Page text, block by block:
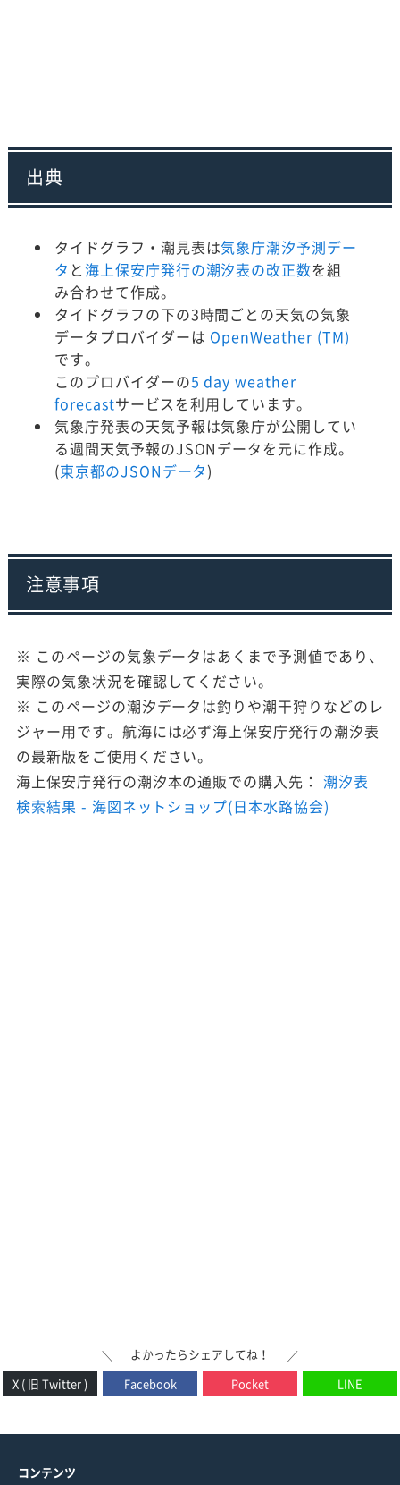
出典
タイドグラフ・潮見表は気象庁潮汐予測デー
タ と 海上保安庁発行の潮汐表の改正数を組
み合わせて作成。
タイドグラフの下の3時間ごとの天気の気象
データプロバイダーは OpenWeather (TM)
です。
このプロバイダーの5 day weather
forecastサービスを利用しています。
気象庁発表の天気予報は気象庁が公開してい
る週間天気予報のJSONデータを元に作成。
(東京都のJSONデータ)
注意事項
※ このページの気象データはあくまで予測値であり、
実際の気象状況を確認してください。
※ このページの潮汐データは釣りや潮干狩りなどのレ
ジャー用です。航海には必ず海上保安庁発行の潮汐表
の最新版をご使用ください。
海上保安庁発行の潮汐本の通販での購入先：潮汐表
検索結果 - 海図ネットショップ(日本水路協会)
＼ よかったらシェアしてね！
／
X ( 旧 Twitter )
Facebook Pocket LINE
コンテンツ